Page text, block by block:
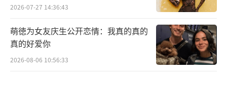
2026-07-27 14:36:43
萌徳为女友庆生公开恋情：我真的真的
真的好爱你
2026-08-06 10:56:33